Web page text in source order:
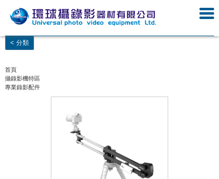
< 分類
首頁
攝錄影機特區
專業錄影配件